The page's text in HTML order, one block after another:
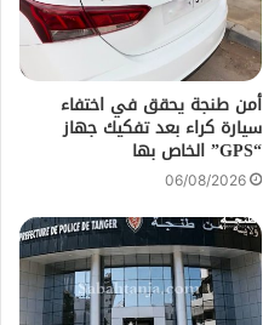
أمن طنجة يحقق في اختفاء
سيارة كراء بعد تفكيك جهاز
“GPS” الخاص بها
06/08/2026